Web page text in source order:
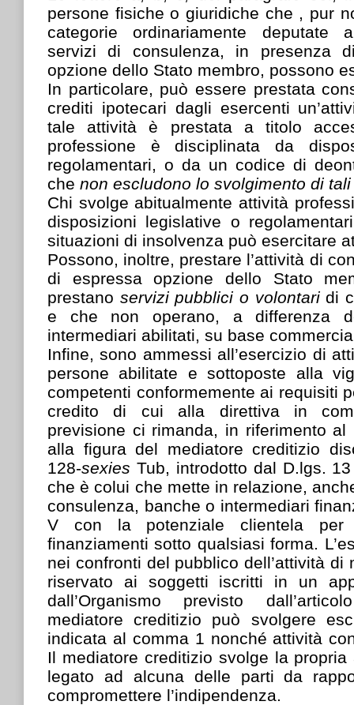
persone fisiche o giuridiche che , pur
categorie ordinariamente deputate
servizi di consulenza, in presenza
opzione dello Stato membro, possono
In particolare, può essere prestata
crediti ipotecari dagli esercenti
tale attività è prestata a titolo
professione è disciplinata da
regolamentari, o da un codice di
che non escludono lo svolgimento di
Chi svolge abitualmente attività
disposizioni legislative o
situazioni di insolvenza può esercitare
Possono, inoltre, prestare l’attività di
di espressa opzione dello Stato
prestano servizi pubblici o volontaridi
e che non operano, a differenza
intermediari abilitati, su base
Infine, sono ammessi all’esercizio di
persone abilitate e sottoposte alla
competenti conformemente ai requisiti
credito di cui alla direttiva in
previsione ci rimanda, in riferimento al
alla figura del mediatore creditizio
128-sexies Tub, introdotto dal D.lgs.
che è colui che mette in relazione,
consulenza, banche o intermediari
V con la potenziale clientela per
finanziamenti sotto qualsiasi forma.
nei confronti del pubblico dell’attività di
riservato ai soggetti iscritti in un
dall’Organismo previsto
mediatore creditizio può svolgere
indicata al comma 1 nonché attività
Il mediatore creditizio svolge la
legato ad alcuna delle parti da
compromettere l’indipendenza.